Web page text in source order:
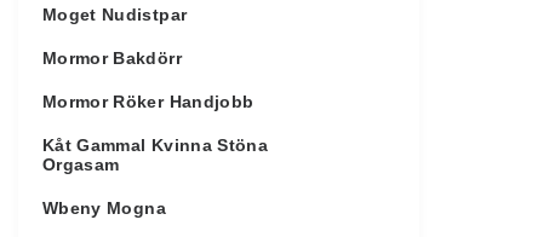
Moget Nudistpar
Mormor Bakdörr
Mormor Röker Handjobb
Kåt Gammal Kvinna Stöna
Orgasam
Wbeny Mogna